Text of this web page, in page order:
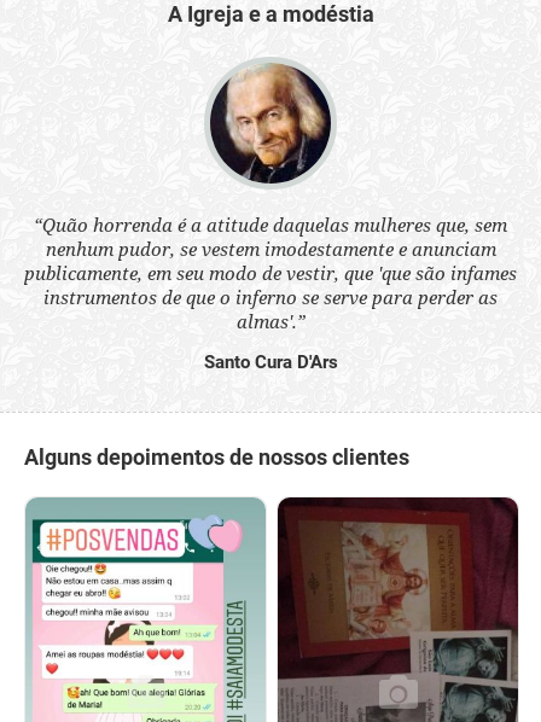
A Igreja e a modéstia
“Quão horrenda é a atitude daquelas mulheres que, sem
nenhum pudor, se vestem imodestamente e anunciam
publicamente, em seu modo de vestir, que 'que são infames
instrumentos de que o inferno se serve para perder as
almas'.”
Santo Cura D'Ars
Alguns depoimentos de nossos clientes